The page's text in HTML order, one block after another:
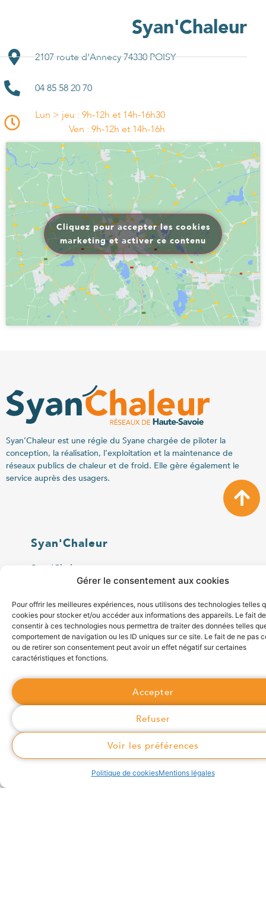
Gérer le consentement aux cookies
Pour offrir les meilleures expériences, nous utilisons des technologies telles
cookies pour stocker et/ou accéder aux informations des appareils. Le fait de
consentir à ces technologies nous permettra de traiter des données telles
comportement de navigation ou les ID uniques sur ce site. Le fait de ne pas
ou de retirer son consentement peut avoir un effet négatif sur certaines
caractéristiques et fonctions.
Accepter
Refuser
Voir les préférences
Politique de cookiesMentions légales
Syan'Chaleur
2107 route d'Annecy 74330 POISY
04 85 58 20 70
Lun > jeu : 9h-12h et 14h-16h30
Ven : 9h-12h et 14h-16h
Cliquez pour accepter les cookies
marketing et activer ce contenu
Syan’Chaleur est une régie du Syane chargée de piloter la
conception, la réalisation, l’exploitation et la maintenance de
réseaux publics de chaleur et de froid. Elle gère également le
service auprès des usagers.
Syan'Chaleur
Syan'Chaleur
Rapports d'activité
Syane
Projets
Actualités
Réseaux de chaleur et de froid
Comment ça marche ?
Les avantages du réseau de chaleur
Usagers : comment vous raccorder ?
Modes de gestion
Plans des réseaux portés par Syan'Chaleur